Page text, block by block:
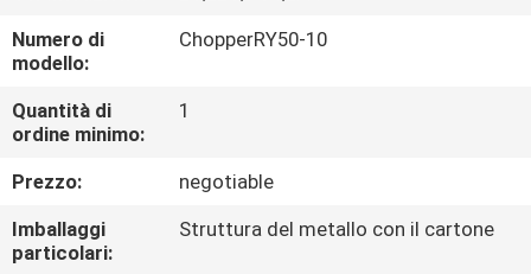
CONTROLLO
DI
QUALITÀ
CONTATTICI
Numero di
modello:
ChopperRY50-10
Quantità di
ordine minimo:
1
Prezzo:
negotiable
Imballaggi
particolari:
Struttura del metallo con il cartone